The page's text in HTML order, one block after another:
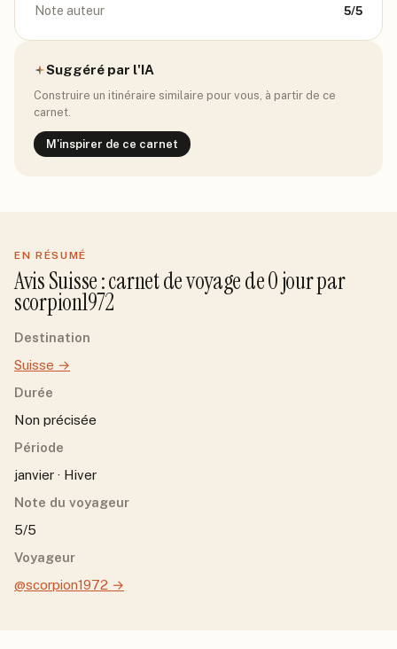
Note auteur 5/5
Suggéré par l'IA
Construire un itinéraire similaire pour vous, à partir de ce
carnet.
M'inspirer de ce carnet
EN RÉSUMÉ
AvisSuisse: carnet de voyage de0jourpar
scorpion1972
Destination
Suisse →
Durée
Non précisée
Période
janvier · Hiver
Note du voyageur
5/5
Voyageur
@scorpion1972 →